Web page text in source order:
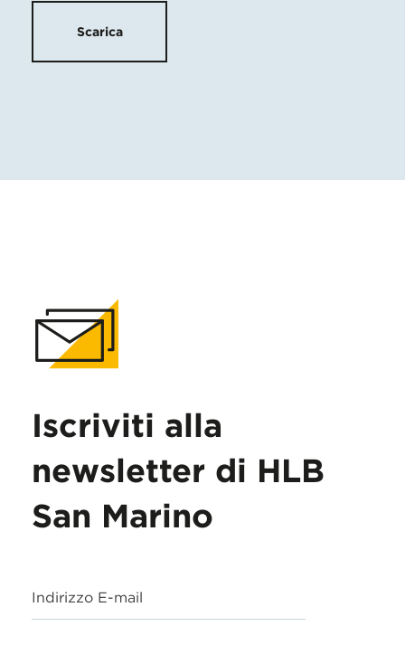
Scarica
Iscriviti alla
newsletter di HLB
San Marino
Indirizzo E-mail